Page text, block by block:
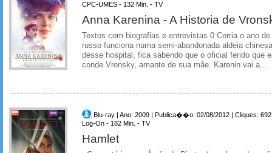
CPC-UMES - 132 Min. - TV
Anna Karenina - A Historia de
Textos com biografias e entrevistas 0 Corria o ano
russo funciona numa semi-abandonada aldeia
desse hospital, fica sabendo que o oficial ferido que
conde Vronsky, amante de sua mãe. Karenin vai a...
Blu-ray | Ano: 2009 | Publica��o: 02/08/2012 | Cliques:
Log-On - 182 Min. - TV
Hamlet